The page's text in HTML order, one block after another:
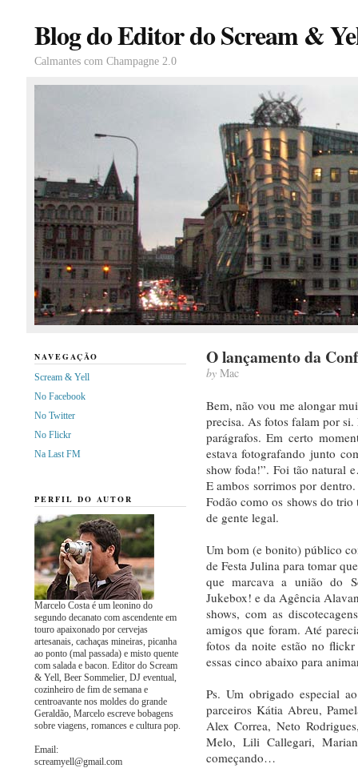
Blog do Editor do Scream &
Calmantes com Champagne 2.0
O lançamento da
byMac
Bem, não vou me alongar
precisa. As fotos falam por
parágrafos. Em certo
estava fotografando junto
show foda!”. Foi tão natural
E ambos sorrimos por
Fodão como os shows do
de gente legal.
Um bom (e bonito) público
de Festa Julina para tomar
que marcava a união do
Jukebox! e da Agência
shows, com as
amigos que foram. Até
fotos da noite estão no
essas cinco abaixo para
Ps. Um obrigado especial
parceiros Kátia Abreu,
Alex Correa, Neto
Melo, Lili Callegari,
começando…
NAVEGAÇÃO
Scream & Yell
No Facebook
No Twitter
No Flickr
Na Last FM
PERFIL DO AUTOR
Marcelo Costa é um leonino do
segundo decanato com ascendente em
touro apaixonado por cervejas
artesanais, cachaças mineiras, picanha
ao ponto (mal passada) e misto quente
com salada e bacon. Editor do Scream
& Yell, Beer Sommelier, DJ eventual,
cozinheiro de fim de semana e
centroavante nos moldes do grande
Geraldão, Marcelo escreve bobagens
sobre viagens, romances e cultura pop.
Email:
screamyell@gmail.com